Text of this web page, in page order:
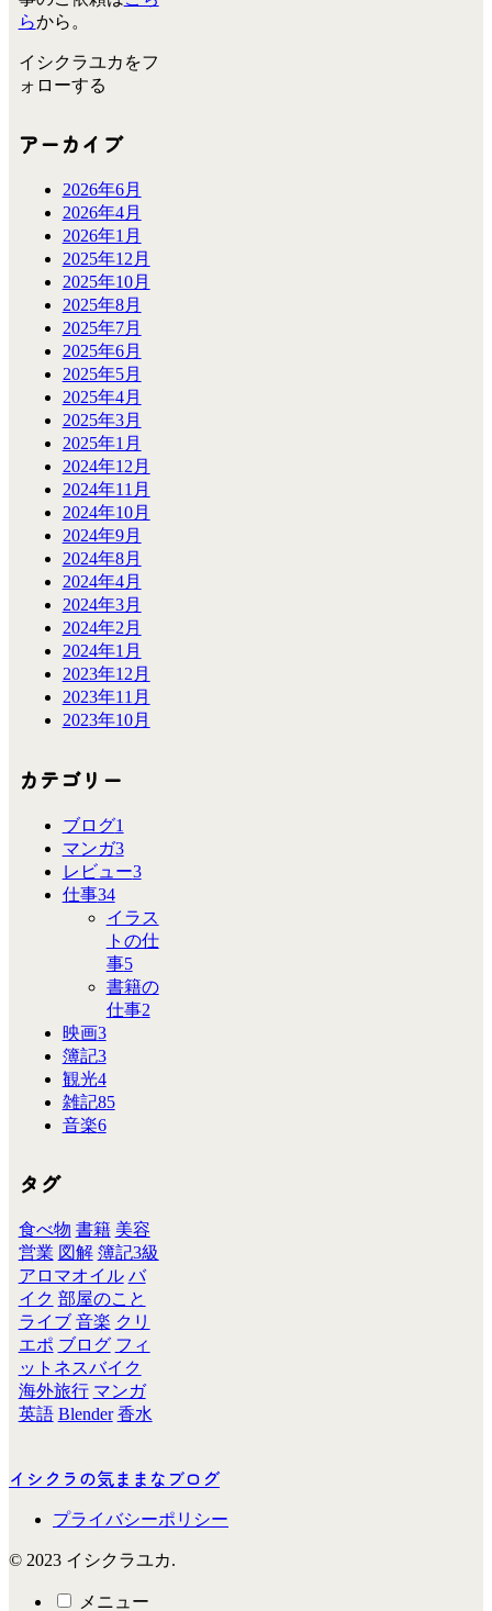
らから。
イシクラユカをフ
ォローする
アーカイブ
2026年6月
2026年4月
2026年1月
2025年12月
2025年10月
2025年8月
2025年7月
2025年6月
2025年5月
2025年4月
2025年3月
2025年1月
2024年12月
2024年11月
2024年10月
2024年9月
2024年8月
2024年4月
2024年3月
2024年2月
2024年1月
2023年12月
2023年11月
2023年10月
カテゴリー
ブログ1
マンガ3
レビュー3
仕事34
イラス
トの仕
事5
書籍の
仕事2
映画3
簿記3
観光4
雑記85
音楽6
タグ
食べ物 書籍 美容
営業 図解 簿記3級
アロマオイル バ
イク 部屋のこと
ライブ 音楽 クリ
エポ ブログ フィ
ットネスバイク
海外旅行 マンガ
英語 Blender 香水
イシクラの気ままなブログ
プライバシーポリシー
© 2023 イシクラユカ.
メニュー